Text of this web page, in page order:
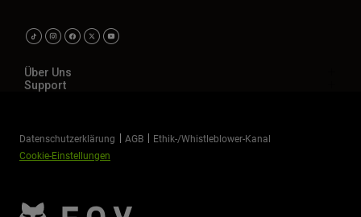
Über Uns
Support
Datenschutzerklärung AGB
Ethik-/Whistleblower-Kanal
Cookie-Einstellungen